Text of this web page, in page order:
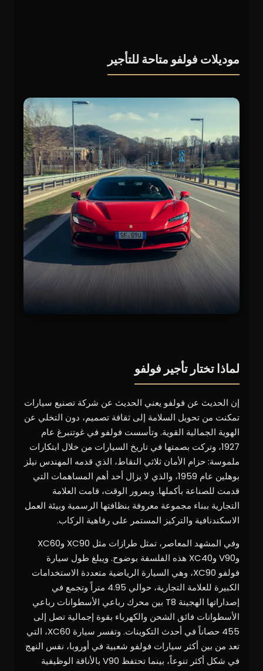
موديلات فولفو متاحة للتأجير
لماذا تختار تأجير فولفو
إن الحديث عن فولفو يعني الحديث عن شركة تصنيع سيارات
تمكنت من تحويل السلامة إلى ثقافة تصميم، دون التخلي عن
الهوية الجمالية القوية. وتأسست فولفو في غوتنبرغ عام
1927، وتركت بصمتها في تاريخ السيارات من خلال ابتكارات
ملموسة: حزام الأمان ثلاثي النقاط، الذي قدمه المهندس نيلز
بوهلين عام 1959، والذي لا يزال أحد أهم المساهمات التي
قدمت للصناعة بأكملها. وبمرور الوقت، قامت العلامة
التجارية ببناء مجموعة معروفة بنظافتها الرسمية وبيئة العمل
الاسكندنافية والتركيز المستمر على رفاهية الركاب.
وفي المشهد المعاصر، تمثل طرازات مثل XC90 وXC60
وV90 وXC40 هذه الفلسفة بوضوح. ويبلغ طول سيارة
فولفو XC90، وهي السيارة الرياضية متعددة الاستخدامات
الكبيرة للعلامة التجارية، حوالي 4.95 متراً وتجمع في
إصداراتها الهجينة T8 بين محرك رباعي الأسطوانات رباعي
الأسطوانات فائق الشحن والكهرباء بقوة إجمالية تصل إلى
455 حصاناً في أحدث التكوينات. وتفسر سيارة XC60، التي
تعد من بين أكثر سيارات فولفو شعبية في أوروبا، نفس النهج
في شكل أكثر تنوعاً، بينما تحتفظ V90 بالأناقة الوظيفية